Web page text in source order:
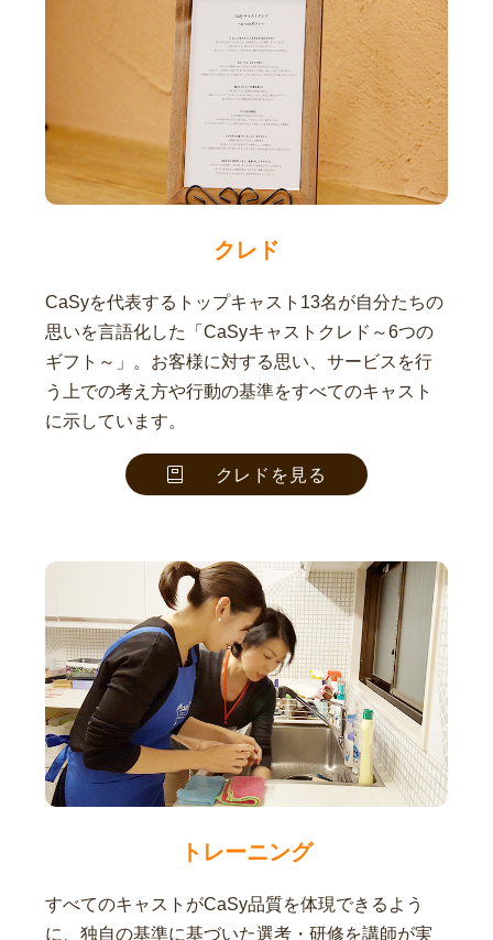
クレド
CaSyを代表するトップキャスト13名が自分たちの
思いを言語化した「CaSyキャストクレド～6つの
ギフト～」。お客様に対する思い、サービスを行
う上での考え方や行動の基準をすべてのキャスト
に示しています。
クレドを見る
トレーニング
すべてのキャストがCaSy品質を体現できるよう
に、独自の基準に基づいた選考・研修を講師が実